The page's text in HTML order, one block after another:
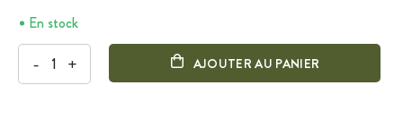
En stock
- + AJOUTER AU PANIER